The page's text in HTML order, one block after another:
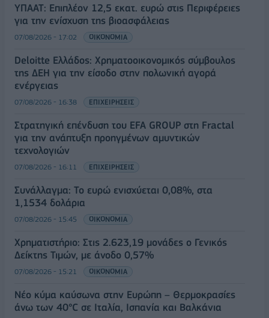
ΥΠΑΑΤ: Επιπλέον 12,5 εκατ. ευρώ στις Περιφέρειες
για την ενίσχυση της βιοασφάλειας
07/08/2026 - 17:02 ΟΙΚΟΝΟΜΙΑ
Deloitte Ελλάδος: Χρηματοοικονομικός σύμβουλος
της ΔΕΗ για την είσοδο στην πολωνική αγορά
ενέργειας
07/08/2026 - 16:38 ΕΠΙΧΕΙΡΗΣΕΙΣ
Στρατηγική επένδυση του EFA GROUP στη Fractal
για την ανάπτυξη προηγμένων αμυντικών
τεχνολογιών
07/08/2026 - 16:11 ΕΠΙΧΕΙΡΗΣΕΙΣ
Συνάλλαγμα: Το ευρώ ενισχύεται 0,08%, στα
1,1534 δολάρια
07/08/2026 - 15:45 ΟΙΚΟΝΟΜΙΑ
Χρηματιστήριο: Στις 2.623,19 μονάδες ο Γενικός
Δείκτης Τιμών, με άνοδο 0,57%
07/08/2026 - 15:21 ΟΙΚΟΝΟΜΙΑ
Νέο κύμα καύσωνα στην Ευρώπη – Θερμοκρασίες
άνω των 40°C σε Ιταλία, Ισπανία και Βαλκάνια